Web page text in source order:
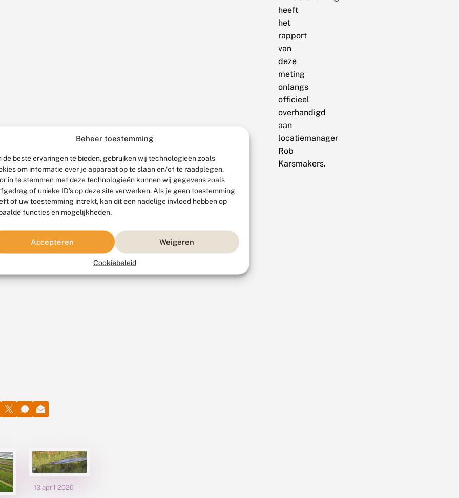
Beheer toestemming
de beste ervaringen te bieden, gebruiken wij technologieën zoals
om informatie over je apparaat op te slaan en/of te raadplegen.
in te stemmen met deze technologieën kunnen wij gegevens zoals
of unieke ID's op deze site verwerken. Als je geen toestemming
of uw toestemming intrekt, kan dit een nadelige invloed hebben op
functies en mogelijkheden.
Accepteren Weigeren
Cookiebeleid
heeft
het
rapport
van
deze
meting
onlangs
officieel
overhandigd
aan
locatiemanager
Rob
Karsmakers.
13 april 2026